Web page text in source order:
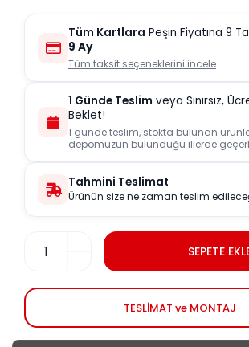
Tüm Kartlara Peşin Fiyatına 9
9 Ay
Tüm taksit seçeneklerini incele
1 Günde Teslim veya Sınırsız,
Beklet!
1 günde teslim, stokta bulunan
depomuzun bulunduğu illerde
Tahmini Teslimat
Ürünün size ne zaman teslim
SEPETE
TESLİMAT ve MONTAJ